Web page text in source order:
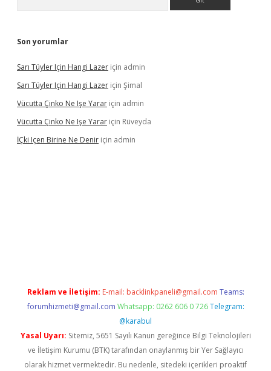
Son yorumlar
Sarı Tüyler Için Hangi Lazer için admin
Sarı Tüyler Için Hangi Lazer için Şimal
Vücutta Çinko Ne Işe Yarar için admin
Vücutta Çinko Ne Işe Yarar için Rüveyda
İÇki Içen Birine Ne Denir için admin
Reklam ve İletişim: E-mail: backlinkpaneli@gmail.com Teams:
forumhizmeti@gmail.com Whatsapp: 0262 606 0 726 Telegram:
@karabul
Yasal Uyarı: Sitemiz, 5651 Sayılı Kanun gereğince Bilgi Teknolojileri
ve İletişim Kurumu (BTK) tarafından onaylanmış bir Yer Sağlayıcı
olarak hizmet vermektedir. Bu nedenle, sitedeki içerikleri proaktif